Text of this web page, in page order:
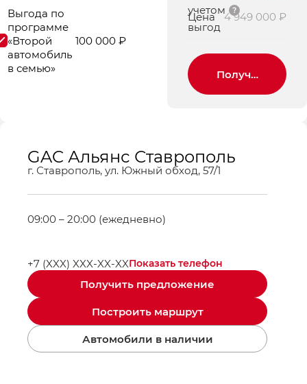
100 000 ₽
Выгода по
программе
«Второй
автомобиль
в семью»
учетом
выгод
Цена
4 949 000 ₽
Получить
GAC Альянс Ставрополь
г. Ставрополь, ул. Южный обход, 57/1
09:00 – 20:00 (ежедневно)
Показать телефон
+7 (XXX) XXX-XX-XX
Получить предложение
Построить маршрут
Автомобили в наличии